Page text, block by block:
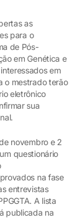
as
para o
de Pós-
em Genética e
em
o mestrado terão
eletrônico
sua
novembro e 2
questionário
na fase
entrevistas
A lista
publicada na